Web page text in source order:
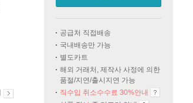
공급처 직접배송
국내배송만 가능
별도카트
해외 거래처, 제작사 사정에 의한
품절/지연/출시지연 가능
직수입 취소수수료 30%안내